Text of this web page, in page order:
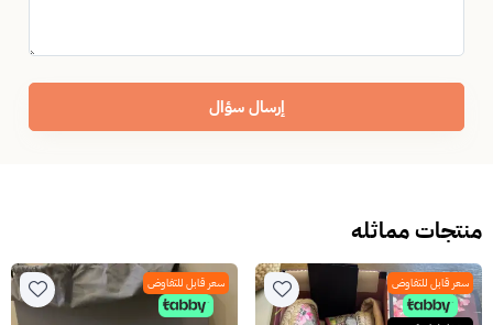
إرسال سؤال
منتجات مماثله
سعر قابل للتفاوض سعر قابل للتفاوض